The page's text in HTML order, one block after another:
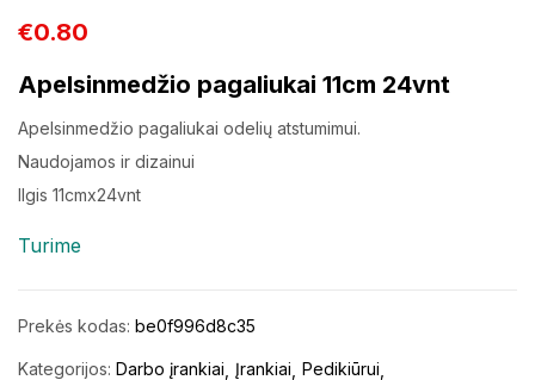
€0.80
Apelsinmedžio pagaliukai 11cm 24vnt
Apelsinmedžio pagaliukai odelių atstumimui.
Naudojamos ir dizainui
Ilgis 11cmx24vnt
Turime
Prekės kodas: be0f996d8c35
Kategorijos: Darbo įrankiai Įrankiai Pedikiūrui